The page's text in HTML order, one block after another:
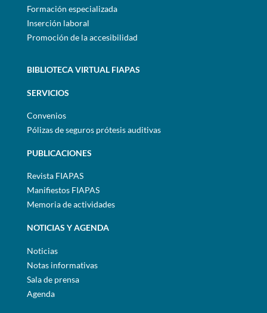
Formación especializada
Inserción laboral
Promoción de la accesibilidad
BIBLIOTECA VIRTUAL FIAPAS
SERVICIOS
Convenios
Pólizas de seguros prótesis auditivas
PUBLICACIONES
Revista FIAPAS
Manifiestos FIAPAS
Memoria de actividades
NOTICIAS Y AGENDA
Noticias
Notas informativas
Sala de prensa
Agenda